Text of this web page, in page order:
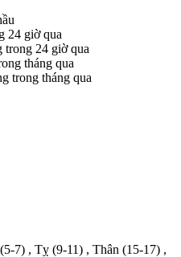
24 giờ qua
trong 24 giờ qua
tháng qua
trong tháng qua
7) , Tỵ (9-11) , Thân (15-17) ,